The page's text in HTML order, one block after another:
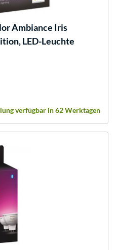
Ambiance Iris
LED-Leuchte
verfügbar in 62 Werktagen